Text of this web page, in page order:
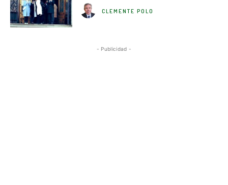
CLEMENTE POLO
- Publicidad -